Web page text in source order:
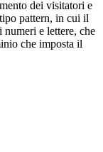
dei visitatori e
pattern, in cui il
numeri e lettere, che
che imposta il